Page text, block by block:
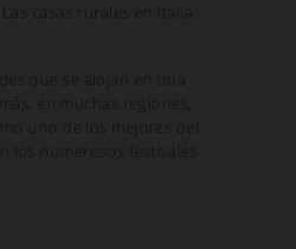
casas rurales en Italia
que se alojan en una
en muchas regiones,
uno de los mejores del
los numerosos festivales